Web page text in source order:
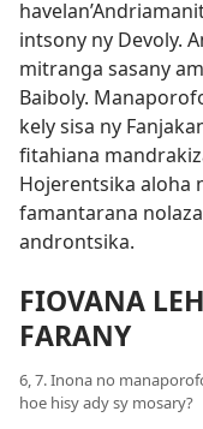
intsony ny Devoly.
mitranga sasany
Baiboly.
kely sisa ny
fitahiana
Hojerentsika aloha
famantarana
androntsika.
FIOVANA
FARANY
6, 7. Inona no
hoe hisy ady sy mosary?